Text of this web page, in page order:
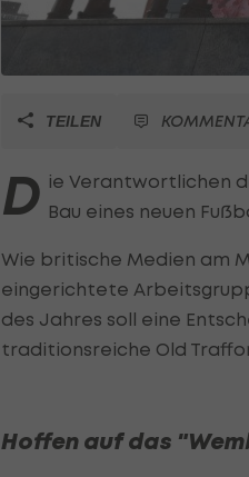
TEILEN
D ie Verantwortlichen
Bau eines neuen
Wie britische Medien am
eingerichtete
des Jahres soll eine
traditionsreiche Old
Hoffen auf das